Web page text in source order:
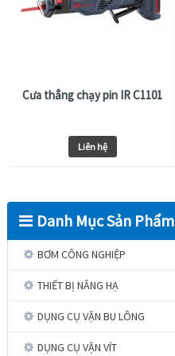
Cưa thẳng chạy pin IR C1101
Liên hệ
Danh Mục Sản Phẩm
BƠM CÔNG NGHIỆP
THIẾT BỊ NÂNG HẠ
DỤNG CỤ VẶN BU LÔNG
DỤNG CỤ VẶN VÍT